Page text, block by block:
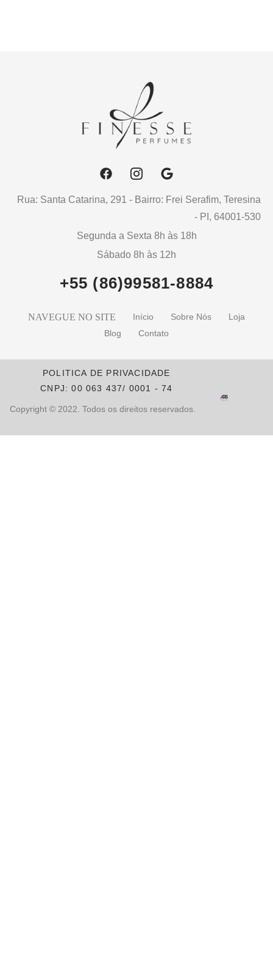
Rua: Santa Catarina, 291 - Bairro: Frei Serafim, Teresina
- PI, 64001-530
Segunda a Sexta 8h às 18h
Sábado 8h às 12h
+55 (86)99581-8884
NAVEGUE NO SITE Início Sobre Nós
Loja
Blog
Contato
POLITICA DE PRIVACIDADE
CNPJ: 00 063 437/ 0001 - 74
Copyright © 2022. Todos os direitos reservados.